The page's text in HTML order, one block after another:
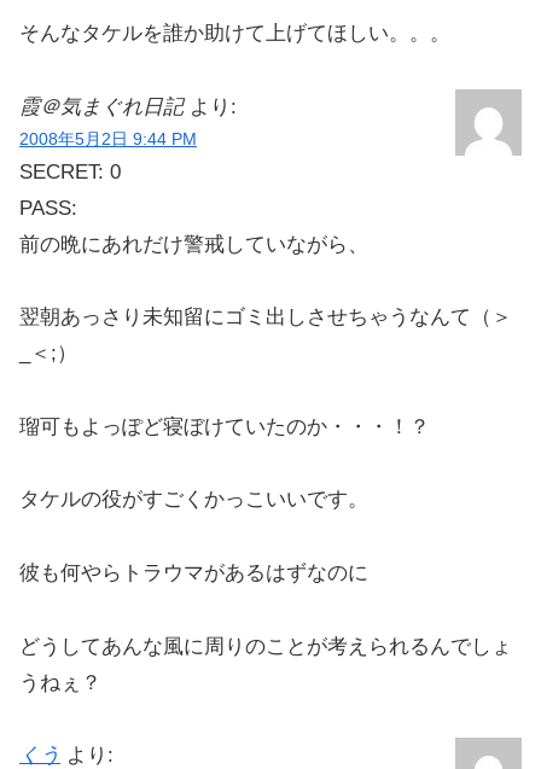
そんなタケルを誰か助けて上げてほしい。。。
霞＠気まぐれ日記 より:
2008年5月2日 9:44 PM
SECRET: 0
PASS:
前の晩にあれだけ警戒していながら、
翌朝あっさり未知留にゴミ出しさせちゃうなんて（＞
_＜;）
瑠可もよっぽど寝ぼけていたのか・・・！？
タケルの役がすごくかっこいいです。
彼も何やらトラウマがあるはずなのに
どうしてあんな風に周りのことが考えられるんでしょ
うねぇ？
くう より: